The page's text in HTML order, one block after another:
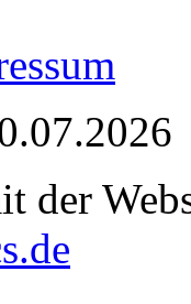
der